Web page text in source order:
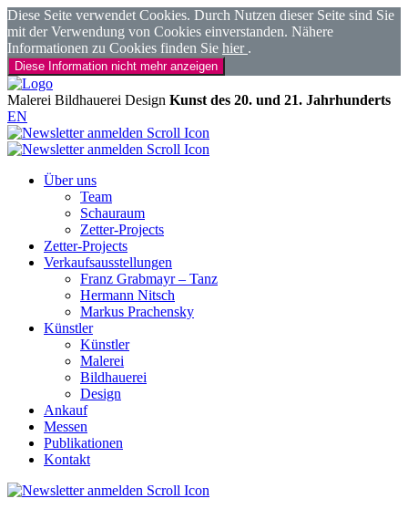
Diese Seite verwendet Cookies. Durch Nutzen dieser Seite sind Sie
mit der Verwendung von Cookies einverstanden. Nähere
Informationen zu Cookies finden Sie hier .
Diese Information nicht mehr anzeigen
Malerei Bildhauerei Design Kunst des 20. und 21. Jahrhunderts
EN
Über uns
Team
Schauraum
Zetter-Projects
Zetter-Projects
Verkaufsausstellungen
Franz Grabmayr – Tanz
Hermann Nitsch
Markus Prachensky
Künstler
Künstler
Malerei
Bildhauerei
Design
Ankauf
Messen
Publikationen
Kontakt